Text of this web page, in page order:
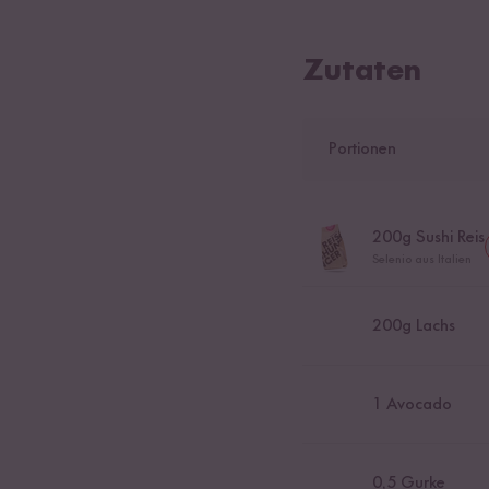
Zutaten
Portionen
200g Sushi Reis
200g Lachs
1 Avocado
0,5 Gurke